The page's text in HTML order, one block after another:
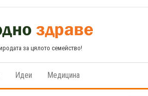
за цялото семейство!
Идеи Медицина